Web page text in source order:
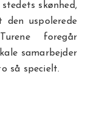
skønhed,
uspolerede
foregår
samarbejder
så specielt.